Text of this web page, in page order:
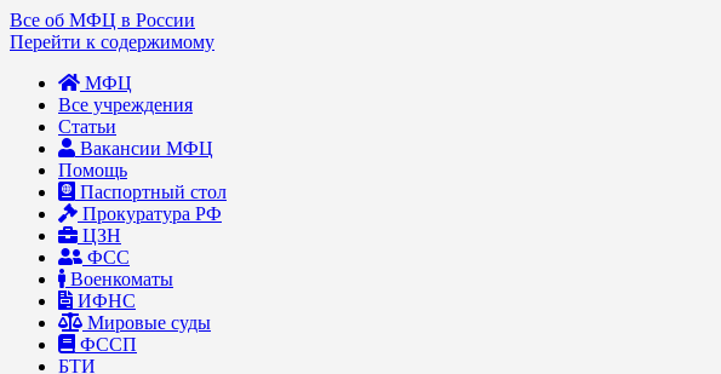
Все об МФЦ в России
Перейти к содержимому
МФЦ
Все учреждения
Статьи
Вакансии МФЦ
Помощь
Паспортный стол
Прокуратура РФ
ЦЗН
ФСС
Военкоматы
ИФНС
Мировые суды
ФССП
БТИ